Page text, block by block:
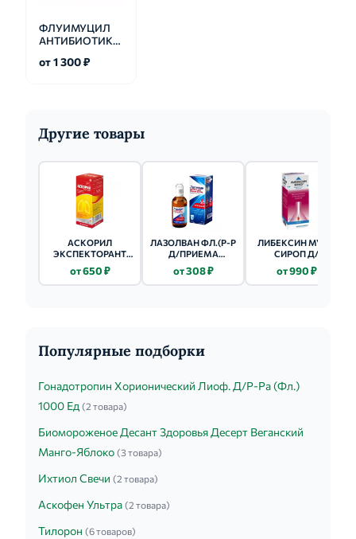
ФЛУИМУЦИЛ
АНТИБИОТИК
от 1 300 ₽
Другие товары
АСКОРИЛ
ЭКСПЕКТОРАНТ
от 650 ₽
ЛАЗОЛВАН ФЛ.(Р-Р
Д/ПРИЕМА
100МЛ №1 +
МЕРН.СТАКАН
от 308 ₽
ЛИБЕКСИН МУКО
СИРОП Д/
5% 125МЛ
от 990 ₽
Популярные подборки
Гонадотропин Хорионический Лиоф. Д/Р-Ра (Фл.)
1000 Ед (2 товара)
Биомороженое Десант Здоровья Десерт Веганский
Манго-Яблоко (3 товара)
Ихтиол Свечи (2 товара)
Аскофен Ультра (2 товара)
Тилорон (6 товаров)